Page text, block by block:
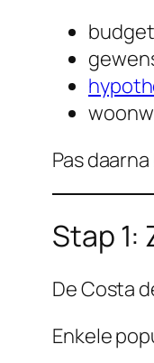
Pas
Stap 1:
De Costa
Enkele